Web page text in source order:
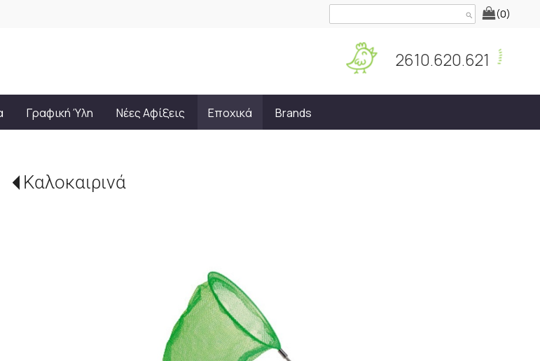
(0)
search
2610.620.621
Γραφική Ύλη Νέες Αφίξεις Εποχικά Brands
Καλοκαιρινά